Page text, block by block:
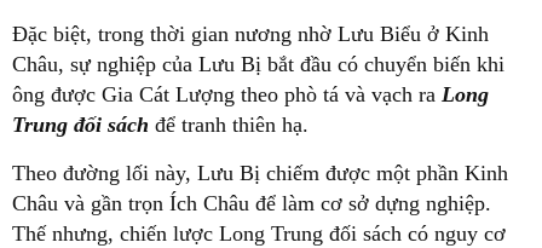
Đặc biệt, trong thời gian nương nhờ Lưu Biểu ở Kinh
Châu, sự nghiệp của Lưu Bị bắt đầu có chuyển biến khi
ông được Gia Cát Lượng theo phò tá và vạch ra Long
Trung đối sách để tranh thiên hạ.
Theo đường lối này, Lưu Bị chiếm được một phần Kinh
Châu và gần trọn Ích Châu để làm cơ sở dựng nghiệp.
Thế nhưng, chiến lược Long Trung đối sách có nguy cơ